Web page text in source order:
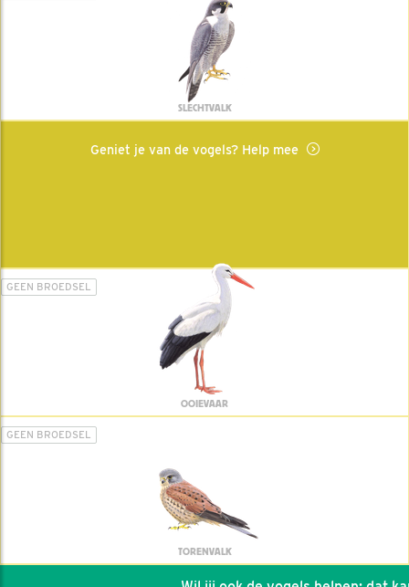
SLECHTVALK
Geniet je van de vogels? Help mee
GEEN BROEDSEL
OOIEVAAR
GEEN BROEDSEL
TORENVALK